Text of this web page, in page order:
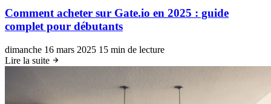
Comment acheter sur Gate.io en 2025 : guide
complet pour débutants
dimanche 16 mars 2025 15 min de lecture
Lire la suite